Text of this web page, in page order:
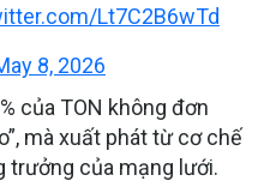
Lt7C2B6wTd
8, 2026
của TON không đơn
mà xuất phát từ cơ chế
trưởng của mạng lưới.